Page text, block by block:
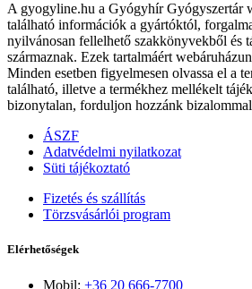
A gyogyline.hu a Gyógyhír Gyógyszertár
található információk a gyártóktól,
nyilvánosan fellelhető szakkönyvekből és
származnak. Ezek tartalmáért
Minden esetben figyelmesen olvassa el a
található, illetve a termékhez mellékelt
bizonytalan, forduljon hozzánk
ÁSZF
Adatvédelmi nyilatkozat
Süti tájékoztató
Fizetés és szállítás
Törzsvásárlói program
Elérhetőségek
Mobil: +36 20 666-7700